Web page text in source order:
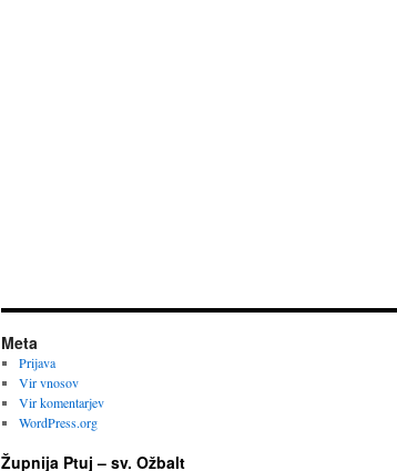
Meta
Prijava
Vir vnosov
Vir komentarjev
WordPress.org
Župnija Ptuj – sv. Ožbalt